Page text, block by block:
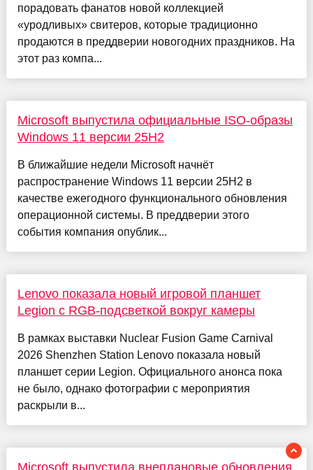
порадовать фанатов новой коллекцией
«уродливых» свитеров, которые традиционно
продаются в преддверии новогодних праздников. На
этот раз компа...
Microsoft выпустила официальные ISO-образы
Windows 11 версии 25H2
В ближайшие недели Microsoft начнёт
распространение Windows 11 версии 25H2 в
качестве ежегодного функционального обновления
операционной системы. В преддверии этого
события компания опублик...
Lenovo показала новый игровой планшет
Legion с RGB-подсветкой вокруг камеры
В рамках выставки Nuclear Fusion Game Carnival
2026 Shenzhen Station Lenovo показала новый
планшет серии Legion. Официального анонса пока
не было, однако фотографии с мероприятия
раскрыли в...